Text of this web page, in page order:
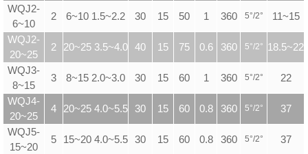
WQJ2-
6~10
2 6~10 1.5~2.2 30 15 50 1 360 5°/2° 11~15
WQJ2-
20~25
2 20~25 3.5~4.0 40 15 75 0.6 360 5°/2° 18.5~22
WQJ3-
8~15
3 8~15 2.0~3.0 30 15 60 1 360 5°/2° 22
WQJ4-
20~25
4 20~25 4.0~5.5 30 15 60 0.8 360 5°/2° 37
WQJ5-
15~20
5 15~20 4.0~5.5 30 15 60 0.8 360 5°/2° 37